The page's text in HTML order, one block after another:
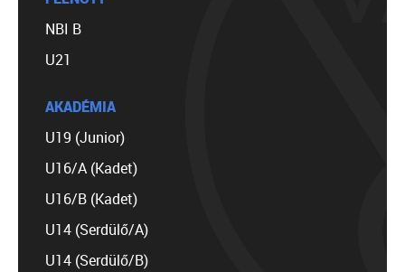
NBI B
U21
AKADÉMIA
U19 (Junior)
U16/A (Kadet)
U16/B (Kadet)
U14 (Serdülő/A)
U14 (Serdülő/B)